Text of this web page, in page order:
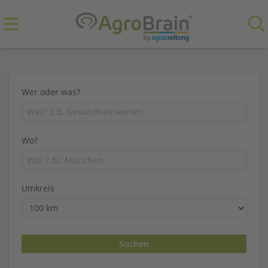
Wer oder was?
Wo?
Umkreis